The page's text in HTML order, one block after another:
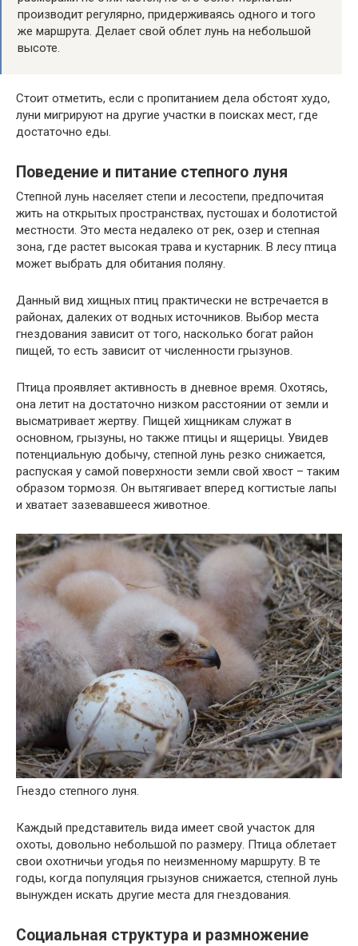
производит регулярно, придерживаясь одного и того
же маршрута. Делает свой облет лунь на небольшой
высоте.
Стоит отметить, если с пропитанием дела обстоят худо,
луни мигрируют на другие участки в поисках мест, где
достаточно еды.
Поведение и питание степного луня
Степной лунь населяет степи и лесостепи, предпочитая
жить на открытых пространствах, пустошах и болотистой
местности. Это места недалеко от рек, озер и степная
зона, где растет высокая трава и кустарник. В лесу птица
может выбрать для обитания поляну.
Данный вид хищных птиц практически не встречается в
районах, далеких от водных источников. Выбор места
гнездования зависит от того, насколько богат район
пищей, то есть зависит от численности грызунов.
Птица проявляет активность в дневное время. Охотясь,
она летит на достаточно низком расстоянии от земли и
высматривает жертву. Пищей хищникам служат в
основном, грызуны, но также птицы и ящерицы. Увидев
потенциальную добычу, степной лунь резко снижается,
распуская у самой поверхности земли свой хвост – таким
образом тормозя. Он вытягивает вперед когтистые лапы
и хватает зазевавшееся животное.
Гнездо степного луня.
Каждый представитель вида имеет свой участок для
охоты, довольно небольшой по размеру. Птица облетает
свои охотничьи угодья по неизменному маршруту. В те
годы, когда популяция грызунов снижается, степной лунь
вынужден искать другие места для гнездования.
Социальная структура и размножение